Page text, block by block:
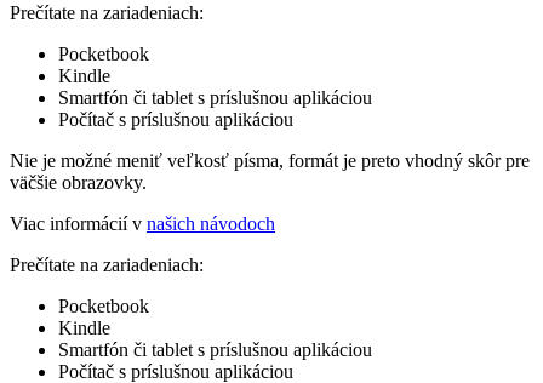
Prečítate na zariadeniach:
Pocketbook
Kindle
Smartfón či tablet s príslušnou aplikáciou
Počítač s príslušnou aplikáciou
Nie je možné meniť veľkosť písma, formát je preto vhodný skôr pre
väčšie obrazovky.
Viac informácií v našich návodoch
Prečítate na zariadeniach:
Pocketbook
Kindle
Smartfón či tablet s príslušnou aplikáciou
Počítač s príslušnou aplikáciou